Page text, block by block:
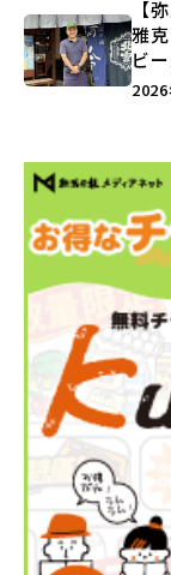
【
雅
ビ
史”